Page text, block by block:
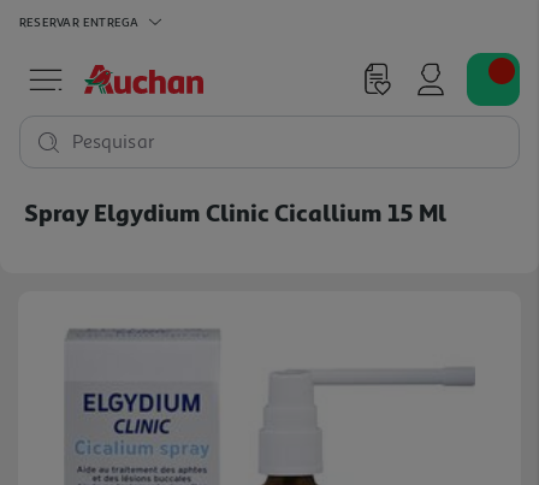
RESERVAR ENTREGA
Pesquisar
Spray Elgydium Clinic Cicallium 15 Ml